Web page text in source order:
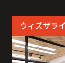
ウィズザラ